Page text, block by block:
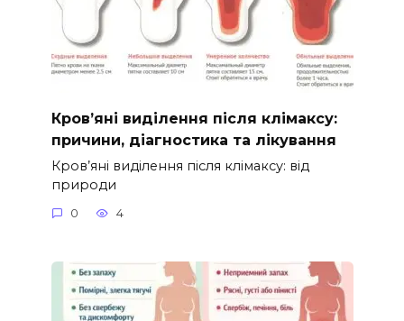
Кров’яні виділення після клімаксу:
причини, діагностика та лікування
Кров’яні виділення після клімаксу: від
природи
0 4